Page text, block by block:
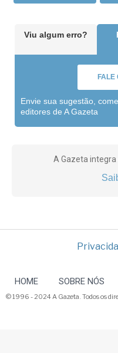
Viu algum erro?
FALE
Envie sua sugestão,
editores de A Gazeta
A Gazeta integra
HOME SOBRE NÓS
© 1996 - 2024 A Gazeta. Todos os